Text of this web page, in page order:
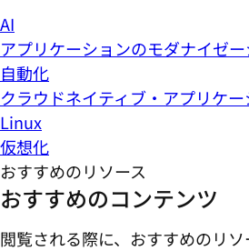
AI
アプリケーションのモダナイゼ
自動化
クラウドネイティブ・アプリケ
Linux
仮想化
おすすめのリソース
おすすめのコンテンツ
閲覧される際に、おすすめのリソ